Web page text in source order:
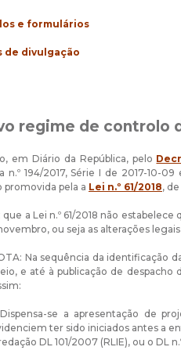
e formulários
de divulgação
regime de
em Diário da República, pelo
n.º 194/2017, Série I de 2017-10-
promovida pela a Lei n.º 61/2018,
a Lei n.º 61/2018 não
ou seja as alterações
Na sequência da identificação
e até à publicação de despacho
Dispensa-se a apresentação de
ter sido iniciados antes a
DL 101/2007 (RLIE), ou o DL